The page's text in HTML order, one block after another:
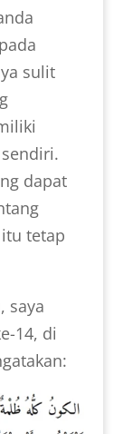
sulit
dapat
tetap
saya
14, di